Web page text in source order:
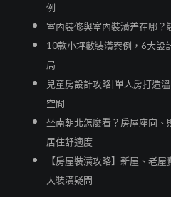
例
室內裝修與室內裝潢差在哪
10款小坪數裝潢案例，6大設
局
兒童房設計攻略|單人房打造
空間
坐南朝北怎麼看？房屋座向
居住舒適度
【房屋裝潢攻略】新屋、老
大裝潢疑問